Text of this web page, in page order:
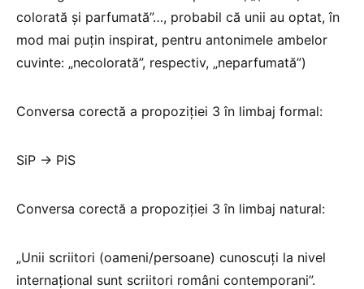
colorată și parfumată”…, probabil că unii au optat, în
mod mai puțin inspirat, pentru antonimele ambelor
cuvinte: „necolorată”, respectiv, „neparfumată”)
Conversa corectă a propoziției 3 în limbaj formal:
SiP → PiS
Conversa corectă a propoziției 3 în limbaj natural:
„Unii scriitori (oameni/persoane) cunoscuți la nivel
internațional sunt scriitori români contemporani”.